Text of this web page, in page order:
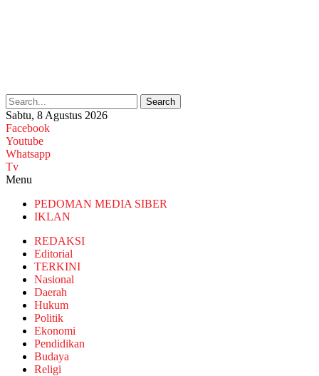
Search
Sabtu, 8 Agustus 2026
Facebook
Youtube
Whatsapp
Tv
Menu
PEDOMAN MEDIA SIBER
IKLAN
REDAKSI
Editorial
TERKINI
Nasional
Daerah
Hukum
Politik
Ekonomi
Pendidikan
Budaya
Religi